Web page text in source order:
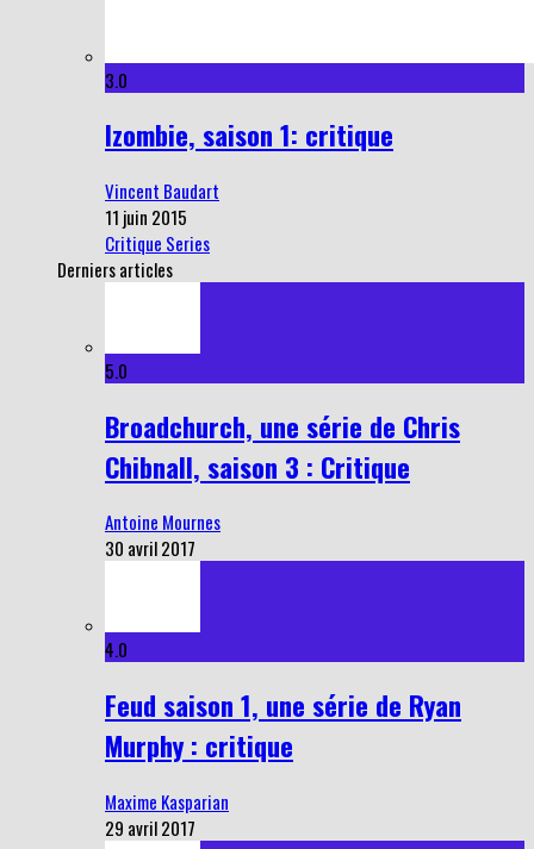
3.0
Izombie, saison 1: critique
Vincent Baudart
11 juin 2015
Critique Series
Derniers articles
5.0
Broadchurch, une série de Chris
Chibnall, saison 3 : Critique
Antoine Mournes
30 avril 2017
4.0
Feud saison 1, une série de Ryan
Murphy : critique
Maxime Kasparian
29 avril 2017